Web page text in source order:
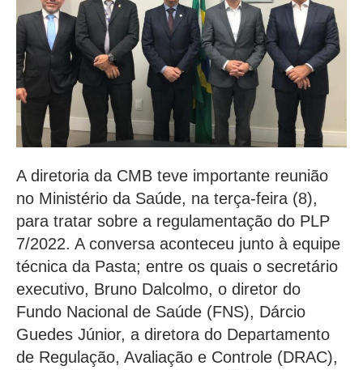
A diretoria da CMB teve importante reunião
no Ministério da Saúde, na terça-feira (8),
para tratar sobre a regulamentação do PLP
7/2022. A conversa aconteceu junto à equipe
técnica da Pasta; entre os quais o secretário
executivo, Bruno Dalcolmo, o diretor do
Fundo Nacional de Saúde (FNS), Dárcio
Guedes Júnior, a diretora do Departamento
de Regulação, Avaliação e Controle (DRAC),